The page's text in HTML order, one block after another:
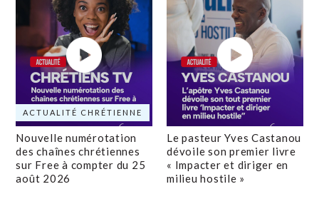
ACTUALITÉ CHRÉTIENNE
Nouvelle numérotation
des chaînes chrétiennes
sur Free à compter du 25
août 2026
Le pasteur Yves Castanou
dévoile son premier livre
« Impacter et diriger en
milieu hostile »